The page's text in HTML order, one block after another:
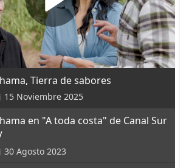
Tierra de sabores
15 Noviembre 2025
en "A toda costa" de Canal Sur
30 Agosto 2023